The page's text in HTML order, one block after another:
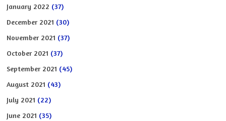
January 2022 (37)
December 2021 (30)
November 2021 (37)
October 2021 (37)
September 2021 (45)
August 2021 (43)
July 2021 (22)
June 2021 (35)